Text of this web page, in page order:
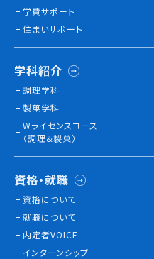
学費サポート
住まいサポート
学科紹介
調理学科
製菓学科
Wライセンスコース
（調理&製菓）
資格・就職
資格について
就職について
内定者VOICE
インターンシップ